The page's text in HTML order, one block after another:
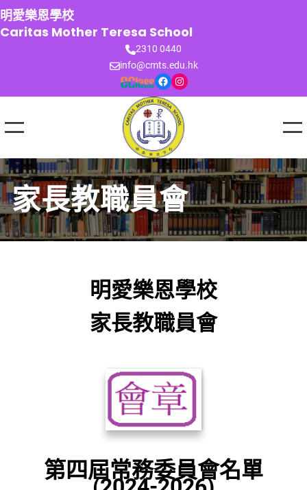
跳
至
主
明愛樂恩學校
Caritas Mother Teresa School
2310 0440
info@cmts.edu.hk
Facebook Instagram
家長教職員會
明愛樂恩學校
家長教職員會
第四屆常務委員會名單